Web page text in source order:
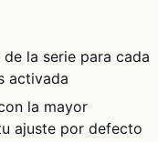
la serie para cada
activada
la mayor
ajuste por defecto